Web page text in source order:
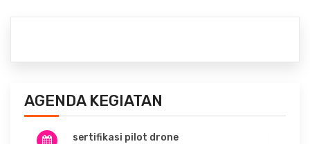
AGENDA KEGIATAN
sertifikasi pilot drone